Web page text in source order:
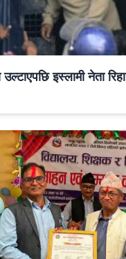
इस्लामी नेता रिहा